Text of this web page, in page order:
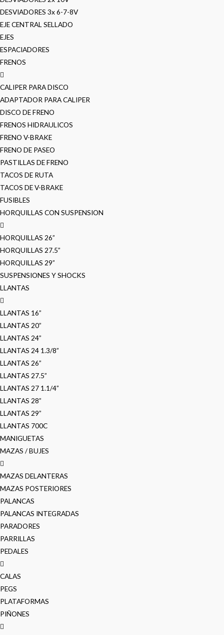
DESVIADORES 3x 6-7-8V
EJE CENTRAL SELLADO
EJES
ESPACIADORES
FRENOS
CALIPER PARA DISCO
ADAPTADOR PARA CALIPER
DISCO DE FRENO
FRENOS HIDRAULICOS
FRENO V-BRAKE
FRENO DE PASEO
PASTILLAS DE FRENO
TACOS DE RUTA
TACOS DE V-BRAKE
FUSIBLES
HORQUILLAS CON SUSPENSION
HORQUILLAS 26”
HORQUILLAS 27.5”
HORQUILLAS 29”
SUSPENSIONES Y SHOCKS
LLANTAS
LLANTAS 16”
LLANTAS 20”
LLANTAS 24”
LLANTAS 24 1.3/8”
LLANTAS 26”
LLANTAS 27.5”
LLANTAS 27 1.1/4”
LLANTAS 28”
LLANTAS 29”
LLANTAS 700C
MANIGUETAS
MAZAS / BUJES
MAZAS DELANTERAS
MAZAS POSTERIORES
PALANCAS
PALANCAS INTEGRADAS
PARADORES
PARRILLAS
PEDALES
CALAS
PEGS
PLATAFORMAS
PIÑONES